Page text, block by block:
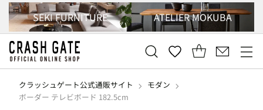
SEKI FURNITURE ATELIER MOKUBA
クラッシュゲート公式通販サイト
モダン
ボーダー テレビボード 182.5cm